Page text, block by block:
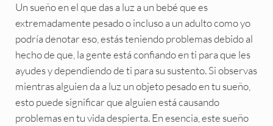
Un sueño en el que das a luz a un bebé que es
extremadamente pesado o incluso a un adulto como yo
podría denotar eso, estás teniendo problemas debido al
hecho de que, la gente está confiando en ti para que les
ayudes y dependiendo de ti para su sustento. Si observas
mientras alguien da a luz un objeto pesado en tu sueño,
esto puede significar que alguien está causando
problemas en tu vida despierta. En esencia, este sueño